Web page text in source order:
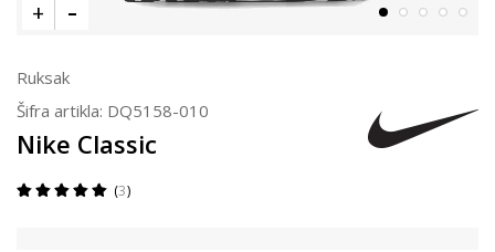
Ruksak
Šifra artikla: DQ5158-010
Nike Classic
3